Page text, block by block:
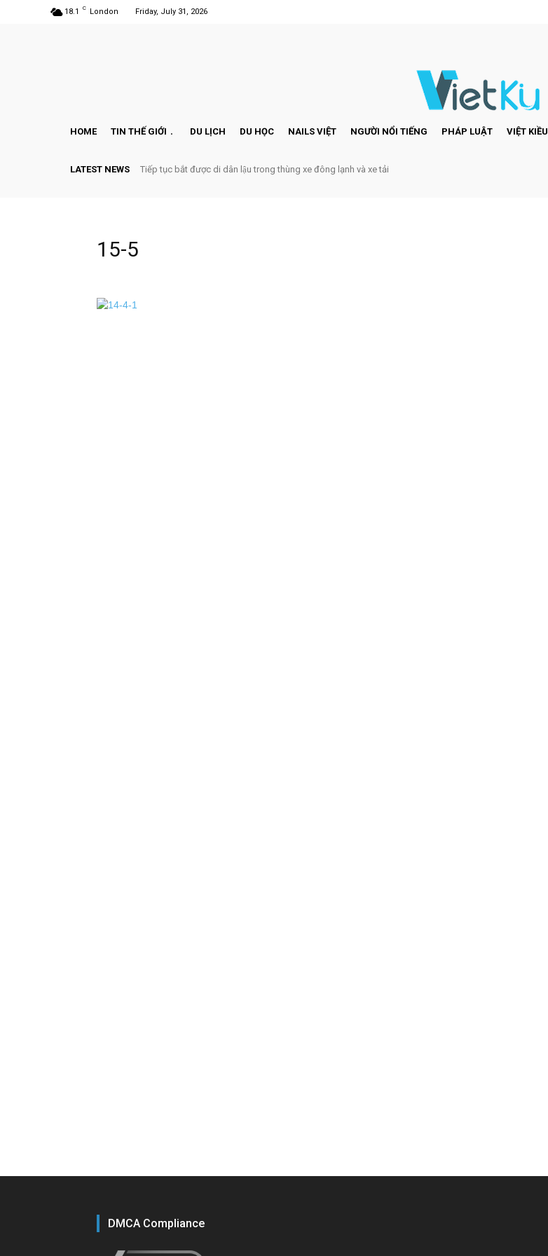
18.1 C London Friday, July 31, 2026
HOME TIN THẾ GIỚI DU LỊCH DU HỌC NAILS VIỆT NGƯỜI NỔI TIẾNG PHÁP LUẬT VIỆT KIỀU
LATEST NEWS Tiếp tục bắt được di dân lậu trong thùng xe đông lạnh và xe tải
15-5
DMCA Compliance